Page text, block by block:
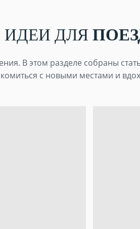
ИДЕИ ДЛЯ
В этом разделе собраны
с новыми местами и